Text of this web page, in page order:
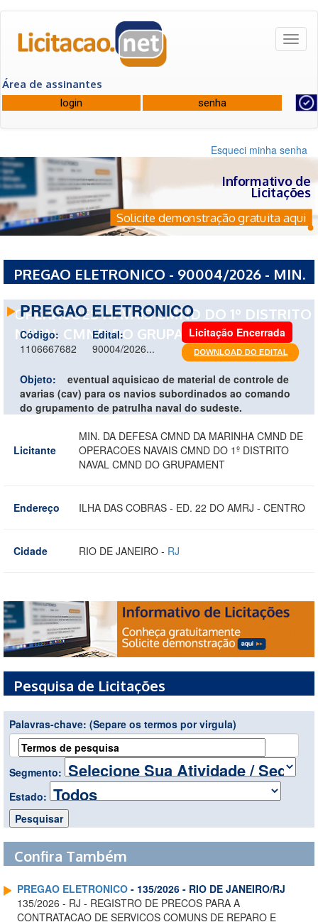
Área de assinantes
Esqueci minha senha
Informativo de
Licitações
Solicite demonstração gratuita aqui
PREGAO ELETRONICO - 90004/2026 - MIN.
OPERACOES NAVAIS CMND DO 1º DISTRITO
NAVAL CMND DO GRUPAMENT
PREGAO ELETRONICO
Código:
1106667682
Edital:
90004/2026...
Licitação Encerrada
Objeto:
eventual aquisicao de material de controle de
avarias (cav) para os navios subordinados ao comando
do grupamento de patrulha naval do sudeste.
Licitante
MIN. DA DEFESA CMND DA MARINHA CMND DE
OPERACOES NAVAIS CMND DO 1º DISTRITO
NAVAL CMND DO GRUPAMENT
Endereço ILHA DAS COBRAS - ED. 22 DO AMRJ - CENTRO
Cidade RIO DE JANEIRO - RJ
Pesquisa de Licitações
Palavras-chave: (Separe os termos por virgula)
Segmento:
Estado:
Confira Também
PREGAO ELETRONICO - 135/2026 - RIO DE JANEIRO/RJ
135/2026 - RJ - REGISTRO DE PRECOS PARA A
CONTRATACAO DE SERVICOS COMUNS DE REPARO E